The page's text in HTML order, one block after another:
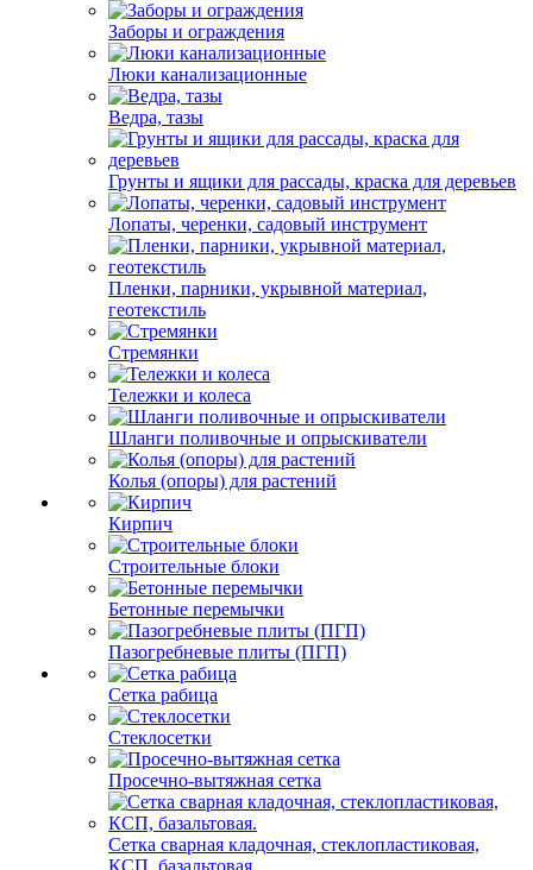
Заборы и ограждения
Люки канализационные
Ведра, тазы
Грунты и ящики для рассады, краска для деревьев
Лопаты, черенки, садовый инструмент
Пленки, парники, укрывной материал,
геотекстиль
Стремянки
Тележки и колеса
Шланги поливочные и опрыскиватели
Колья (опоры) для растений
Кирпич
Строительные блоки
Бетонные перемычки
Пазогребневые плиты (ПГП)
Сетка рабица
Стеклосетки
Просечно-вытяжная сетка
Сетка сварная кладочная, стеклопластиковая,
КСП, базальтовая.